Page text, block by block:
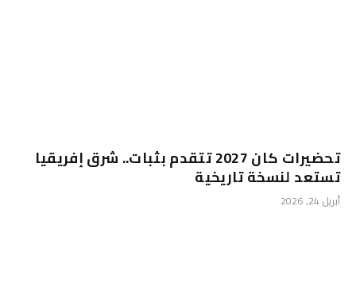
تحضيرات كان 2027 تتقدم بثبات.. شرق إفريقيا
تستعد لنسخة تاريخية
أبريل 24, 2026